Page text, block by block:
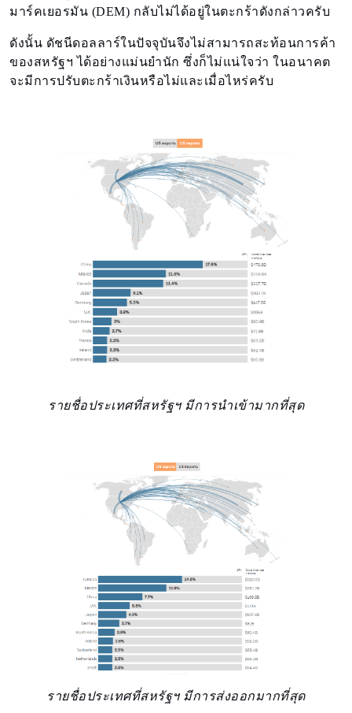
มาร์คเยอรมัน (DEM) กลับไม่ได้อยู่ในตะกร้าดังกล่าวครับ
ดังนั้น ดัชนีดอลลาร์ในปัจจุบันจึงไม่สามารถสะท้อนการค้า
ของสหรัฐฯ ได้อย่างแม่นยำนัก ซึ่งก็ไม่แน่ใจว่า ในอนาคต
จะมีการปรับตะกร้าเงินหรือไม่และเมื่อไหร่ครับ
รายชื่อประเทศที่สหรัฐฯ มีการนำเข้ามากที่สุด
รายชื่อประเทศที่สหรัฐฯ มีการส่งออกมากที่สุด